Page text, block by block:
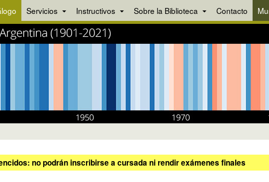
Servicios Instructivos Sobre la Biblioteca Contacto
no podrán inscribirse a cursada ni rendir exámenes finales